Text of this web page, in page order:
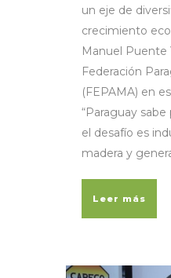
un eje de
crecimiento
Manuel Puente
Federación
(FEPAMA) en
“Paraguay sabe
el desafío es
madera y
Leer más